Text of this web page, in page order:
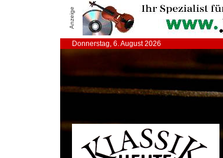
Anzeige
Donnerstag, 6. August 2026